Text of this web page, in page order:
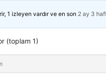
1 izleyen vardır ve en son 2 ay 3
(toplam 1)